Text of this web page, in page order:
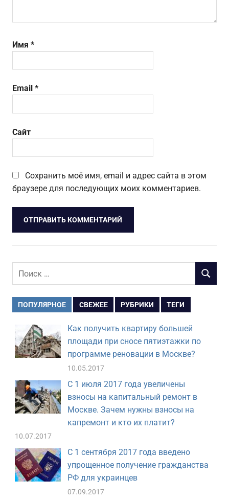
Имя *
Email *
Сайт
Сохранить моё имя, email и адрес сайта в этом
браузере для последующих моих комментариев.
Поиск
ПОИСК
ПОПУЛЯРНОЕ СВЕЖЕЕ РУБРИКИ ТЕГИ
Как получить квартиру большей
площади при сносе пятиэтажки по
программе реновации в Москве?
10.05.2017
С 1 июля 2017 года увеличены
взносы на капитальный ремонт в
Москве. Зачем нужны взносы на
капремонт и кто их платит?
10.07.2017
С 1 сентября 2017 года введено
упрощенное получение гражданства
РФ для украинцев
07.09.2017